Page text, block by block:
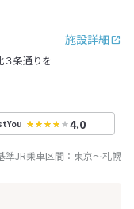
施設詳細
３条通りを
4.0
準JR乗車区間： 東京～札幌